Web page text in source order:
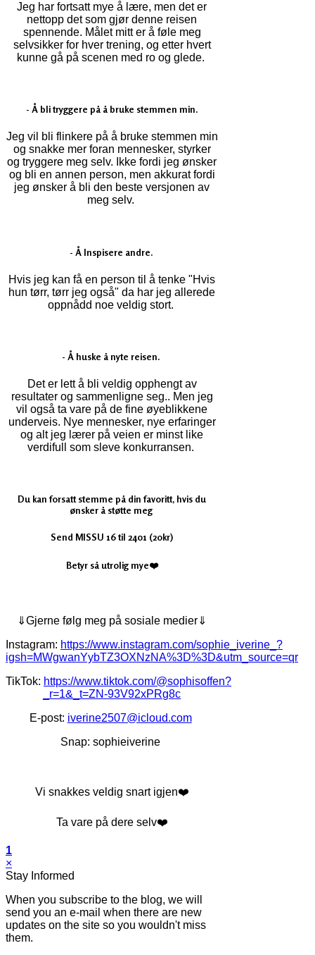
Jeg har fortsatt mye å lære, men det er
nettopp det som gjør denne reisen
spennende. Målet mitt er å føle meg
selvsikker for hver trening, og etter hvert
kunne gå på scenen med ro og glede.
- Å bli tryggere på å bruke stemmen min.
Jeg vil bli flinkere på å bruke stemmen min
og snakke mer foran mennesker, styrker
og tryggere meg selv. Ikke fordi jeg ønsker
og bli en annen person, men akkurat fordi
jeg ønsker å bli den beste versjonen av
meg selv.
- Å Inspisere andre.
Hvis jeg kan få en person til å tenke "Hvis
hun tørr, tørr jeg også" da har jeg allerede
oppnådd noe veldig stort.
- Å huske å nyte reisen.
Det er lett å bli veldig opphengt av
resultater og sammenligne seg.. Men jeg
vil også ta vare på de fine øyeblikkene
underveis. Nye mennesker, nye erfaringer
og alt jeg lærer på veien er minst like
verdifull som sleve konkurransen.
Du kan forsatt stemme på din favoritt, hvis du
ønsker å støtte meg
Send MISSU 16 til 2401 (2okr)
Betyr så utrolig mye❤️
⇓Gjerne følg meg på sosiale medier⇓
Instagram: https://www.instagram.com/sophie_iverine_?
igsh=MWgwanYybTZ3OXNzNA%3D%3D&utm_source=qr
TikTok: https://www.tiktok.com/@sophisoffen?
_r=1&_t=ZN-93V92xPRg8c
E-post: iverine2507@icloud.com
Snap: sophieiverine
Vi snakkes veldig snart igjen❤️
Ta vare på dere selv❤️
1
×
Stay Informed
When you subscribe to the blog, we will
send you an e-mail when there are new
updates on the site so you wouldn't miss
them.